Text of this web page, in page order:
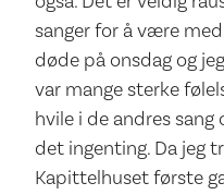
sanger for å være
døde på onsdag og
var mange sterke
hvile i de andres
det ingenting. Da jeg
Kapittelhuset første